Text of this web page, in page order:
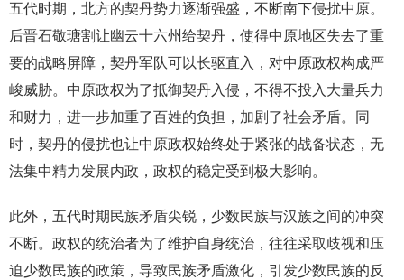
五代时期，北方的契丹势力逐渐强盛，不断南下侵扰中原。
后晋石敬瑭割让幽云十六州给契丹，使得中原地区失去了重
要的战略屏障，契丹军队可以长驱直入，对中原政权构成严
峻威胁。中原政权为了抵御契丹入侵，不得不投入大量兵力
和财力，进一步加重了百姓的负担，加剧了社会矛盾。同
时，契丹的侵扰也让中原政权始终处于紧张的战备状态，无
法集中精力发展内政，政权的稳定受到极大影响。
此外，五代时期民族矛盾尖锐，少数民族与汉族之间的冲突
不断。政权的统治者为了维护自身统治，往往采取歧视和压
迫少数民族的政策，导致民族矛盾激化，引发少数民族的反